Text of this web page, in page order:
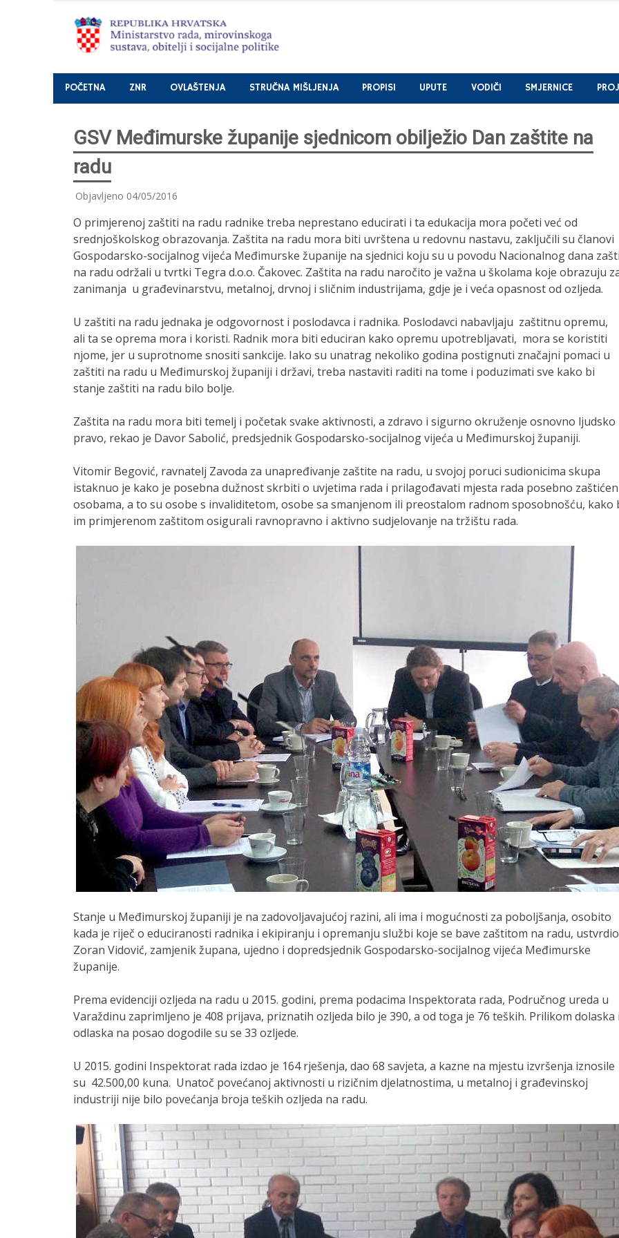
POČETNA ZNR OVLAŠTENJA STRUČNA MIŠLJENJA PROPISI UPUTE VODIČI SMJERNICE
GSV Međimurske županije sjednicom obilježio Dan zaštite na
radu
Objavljeno 04/05/2016
O primjerenoj zaštiti na radu radnike treba neprestano educirati i ta edukacija mora početi već od
srednjoškolskog obrazovanja. Zaštita na radu mora biti uvrštena u redovnu nastavu, zaključili su članovi
Gospodarsko-socijalnog vijeća Međimurske županije na sjednici koju su u povodu Nacionalnog dana
na radu održali u tvrtki Tegra d.o.o. Čakovec. Zaštita na radu naročito je važna u školama koje obrazuju
zanimanja u građevinarstvu, metalnoj, drvnoj i sličnim industrijama, gdje je i veća opasnost od ozljeda.
U zaštiti na radu jednaka je odgovornost i poslodavca i radnika. Poslodavci nabavljaju zaštitnu opremu,
ali ta se oprema mora i koristi. Radnik mora biti educiran kako opremu upotrebljavati, mora se koristiti
njome, jer u suprotnome snositi sankcije. Iako su unatrag nekoliko godina postignuti značajni pomaci u
zaštiti na radu u Međimurskoj županiji i državi, treba nastaviti raditi na tome i poduzimati sve kako bi
stanje zaštiti na radu bilo bolje.
Zaštita na radu mora biti temelj i početak svake aktivnosti, a zdravo i sigurno okruženje osnovno ljudsko
pravo, rekao je Davor Sabolić, predsjednik Gospodarsko-socijalnog vijeća u Međimurskoj županiji.
Vitomir Begović, ravnatelj Zavoda za unapređivanje zaštite na radu, u svojoj poruci sudionicima skupa
istaknuo je kako je posebna dužnost skrbiti o uvjetima rada i prilagođavati mjesta rada posebno
osobama, a to su osobe s invaliditetom, osobe sa smanjenom ili preostalom radnom sposobnošću, kako
im primjerenom zaštitom osigurali ravnopravno i aktivno sudjelovanje na tržištu rada.
Stanje u Međimurskoj županiji je na zadovoljavajućoj razini, ali ima i mogućnosti za poboljšanja, osobito
kada je riječ o educiranosti radnika i ekipiranju i opremanju službi koje se bave zaštitom na radu,
Zoran Vidović, zamjenik župana, ujedno i dopredsjednik Gospodarsko-socijalnog vijeća Međimurske
županije.
Prema evidenciji ozljeda na radu u 2015. godini, prema podacima Inspektorata rada, Područnog ureda u
Varaždinu zaprimljeno je 408 prijava, priznatih ozljeda bilo je 390, a od toga je 76 teških. Prilikom dolaska
odlaska na posao dogodile su se 33 ozljede.
U 2015. godini Inspektorat rada izdao je 164 rješenja, dao 68 savjeta, a kazne na mjestu izvršenja iznosile
su 42.500,00 kuna. Unatoč povećanoj aktivnosti u rizičnim djelatnostima, u metalnoj i građevinskoj
industriji nije bilo povećanja broja teških ozljeda na radu.